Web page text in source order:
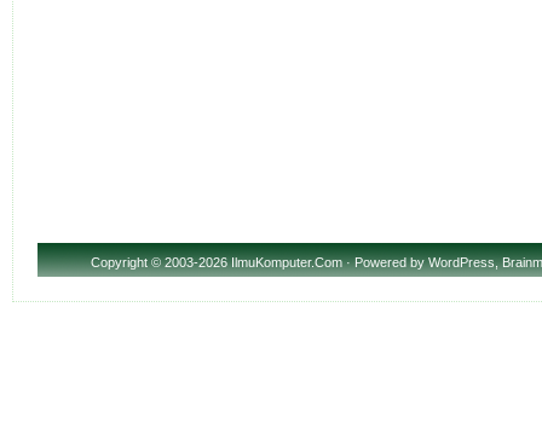
Copyright© 2003-2026 IlmuKomputer.Com · Powered byWordPress,